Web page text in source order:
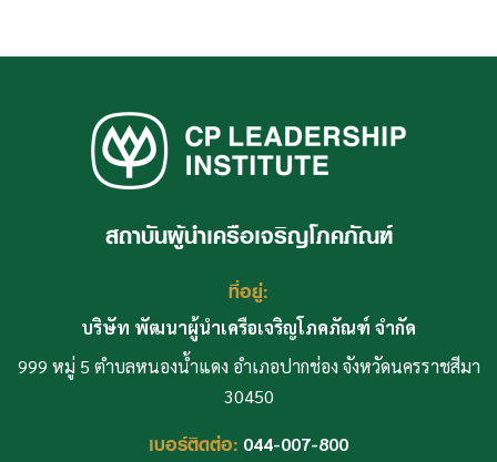
สถาบันผู้นำเครือเจริญโภคภัณฑ์
ที่อยู่:
บริษัท พัฒนาผู้นำเครือเจริญโภคภัณฑ์ จำกัด
999 หมู่ 5 ตำบลหนองน้ำแดง อำเภอปากช่อง จังหวัดนครราชสีมา
30450
เบอร์ติดต่อ: 044-007-800